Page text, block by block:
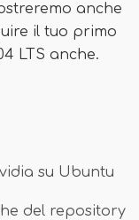
anche
il tuo primo
LTS anche.
su Ubuntu
del repository